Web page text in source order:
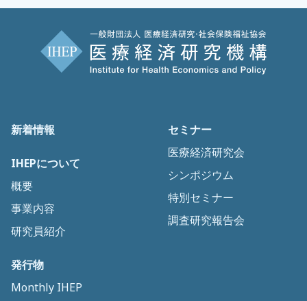
新着情報
IHEPについて
概要
事業内容
研究員紹介
セミナー
医療経済研究会
シンポジウム
特別セミナー
調査研究報告会
発行物
Monthly IHEP